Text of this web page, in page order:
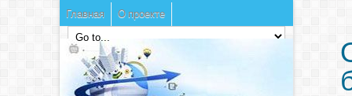
Главная О проекте